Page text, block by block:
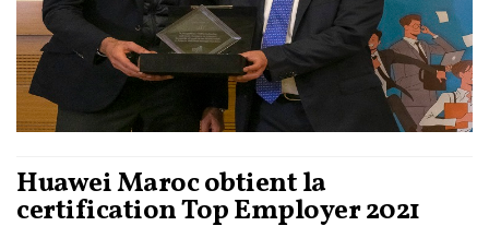
Huawei Maroc obtient la
certification Top Employer 2021